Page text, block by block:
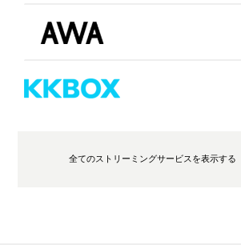
全てのストリーミングサービスを表示する